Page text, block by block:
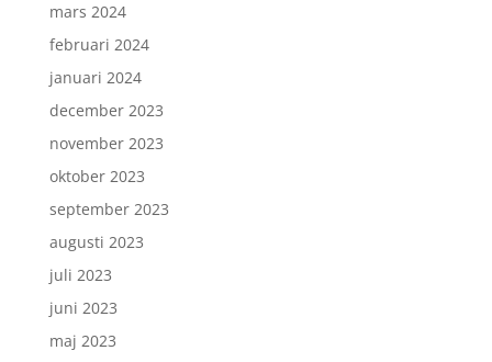
mars 2024
februari 2024
januari 2024
december 2023
november 2023
oktober 2023
september 2023
augusti 2023
juli 2023
juni 2023
maj 2023